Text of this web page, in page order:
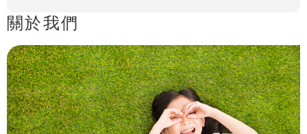
關於我們